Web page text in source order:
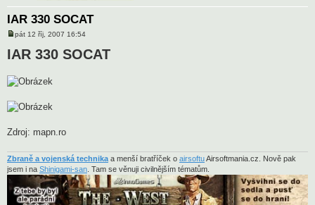
IAR 330 SOCAT
P
ř
í
p
ě
e
k
pát 12 říj, 2007 16:54
IAR 330 SOCAT
Zdroj: mapn.ro
Zbraně a vojenská technika a menší bratříček o airsoftuAirsoftmania.cz. Nově pak
jsem i na Shinigami-san . Tam se věnuji civilnějším tématům.